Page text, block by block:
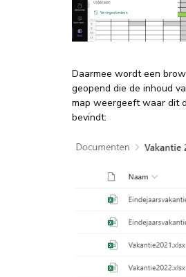
Daarmee wordt een
geopend die de inhoud
map weergeeft waar dit
bevindt: